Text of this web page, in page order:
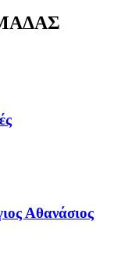
Αθανάσιος